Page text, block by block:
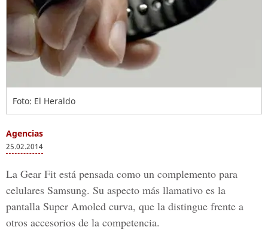
Foto: El Heraldo
Agencias
25.02.2014
La Gear Fit está pensada como un complemento para
celulares Samsung. Su aspecto más llamativo es la
pantalla Super Amoled curva, que la distingue frente a
otros accesorios de la competencia.